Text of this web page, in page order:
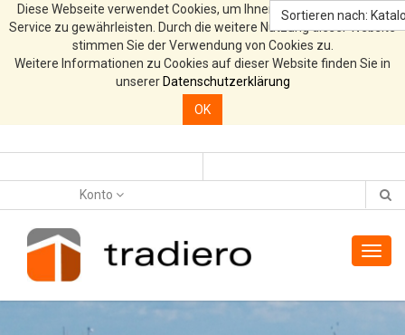
Diese Webseite verwendet Cookies, um Ihnen den bestmöglichen
Service zu gewährleisten. Durch die weitere Nutzung dieser Website
stimmen Sie der Verwendung von Cookies zu.
Weitere Informationen zu Cookies auf dieser Website finden Sie in
unserer Datenschutzerklärung
OK
Konto
Sortieren nach: